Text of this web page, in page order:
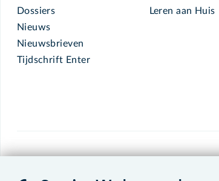
Dossiers
Nieuws
Nieuwsbrieven
Tijdschrift Enter
Leren aan Huis